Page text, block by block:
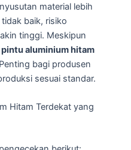
material lebih
baik, risiko
tinggi. Meskipun
pintu aluminium hitam
bagi produsen
sesuai standar.
Hitam Terdekat yang